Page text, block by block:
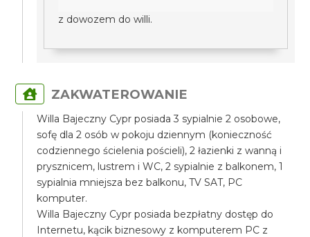
z dowozem do willi.
ZAKWATEROWANIE
Willa Bajeczny Cypr posiada 3 sypialnie 2 osobowe,
sofę dla 2 osób w pokoju dziennym (konieczność
codziennego ścielenia pościeli), 2 łazienki z wanną i
prysznicem, lustrem i WC, 2 sypialnie z balkonem, 1
sypialnia mniejsza bez balkonu, TV SAT, PC
komputer.
Willa Bajeczny Cypr posiada bezpłatny dostęp do
Internetu, kącik biznesowy z komputerem PC z